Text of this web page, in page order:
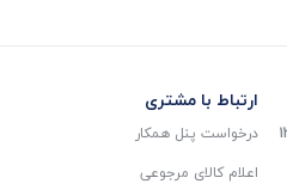
ارتباط با مشتری
درخواست پنل همکار
اعلام کالای مرجوعی